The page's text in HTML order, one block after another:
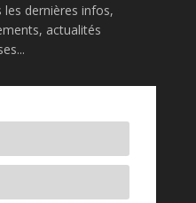
dernières infos,
actualités